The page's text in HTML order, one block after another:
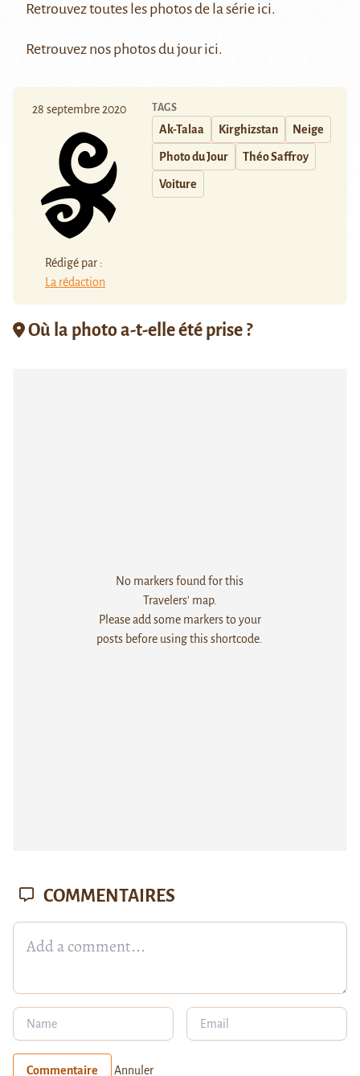
Retrouvez toutes les photos de la série ici.
Retrouvez nos photos du jourici.
28 septembre 2020
Rédigé par :
La rédaction
TAGS
Ak-Talaa Kirghizstan Neige
Photo du Jour Théo Saffroy
Voiture
Où la photo a-t-elle été prise ?
No markers found for this
Travelers' map.
Please add some markers to your
posts before using this shortcode.
COMMENTAIRES
Commentaire Annuler